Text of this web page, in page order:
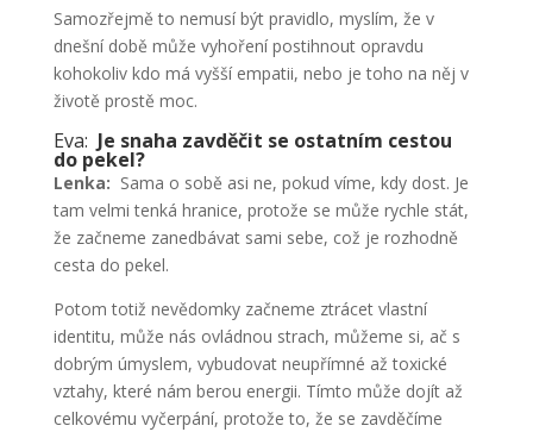
Samozřejmě to nemusí být pravidlo, myslím, že v
dnešní době může vyhoření postihnout opravdu
kohokoliv kdo má vyšší empatii, nebo je toho na něj v
životě prostě moc.
Eva: Je snaha zavděčit se ostatním cestou
do pekel?
Lenka: Sama o sobě asi ne, pokud víme, kdy dost. Je
tam velmi tenká hranice, protože se může rychle stát,
že začneme zanedbávat sami sebe, což je rozhodně
cesta do pekel.
Potom totiž nevědomky začneme ztrácet vlastní
identitu, může nás ovládnou strach, můžeme si, ač s
dobrým úmyslem, vybudovat neupřímné až toxické
vztahy, které nám berou energii. Tímto může dojít až
celkovému vyčerpání, protože to, že se zavděčíme